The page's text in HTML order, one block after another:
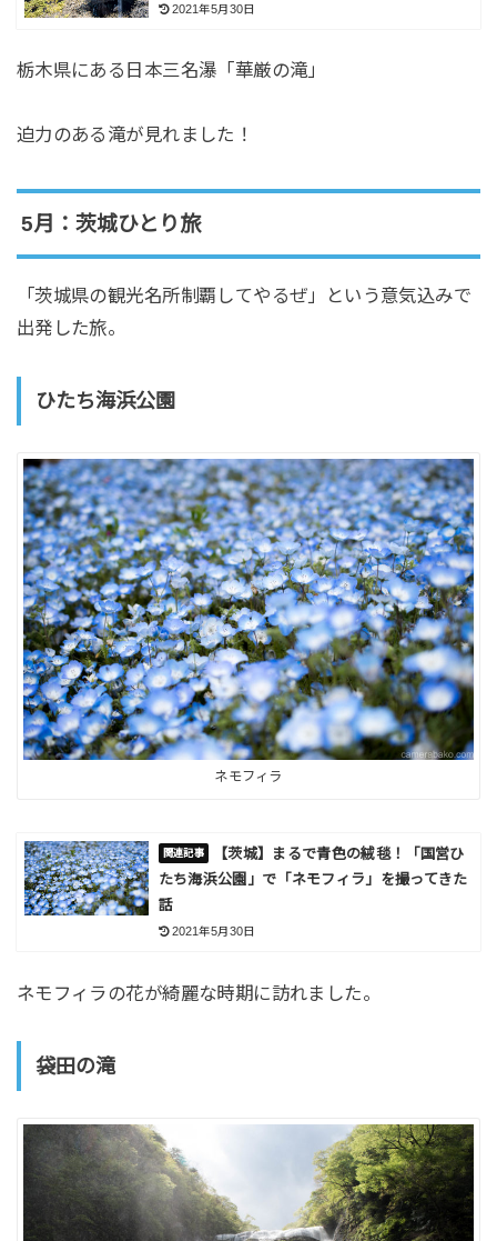
2021年5月30日
栃木県にある日本三名瀑「華厳の滝」
迫力のある滝が見れました！
5月：茨城ひとり旅
「茨城県の観光名所制覇してやるぜ」という意気込みで
出発した旅。
ひたち海浜公園
ネモフィラ
【茨城】まるで青色の絨毯！「国営ひ
たち海浜公園」で「ネモフィラ」を撮ってきた
話
2021年5月30日
ネモフィラの花が綺麗な時期に訪れました。
袋田の滝